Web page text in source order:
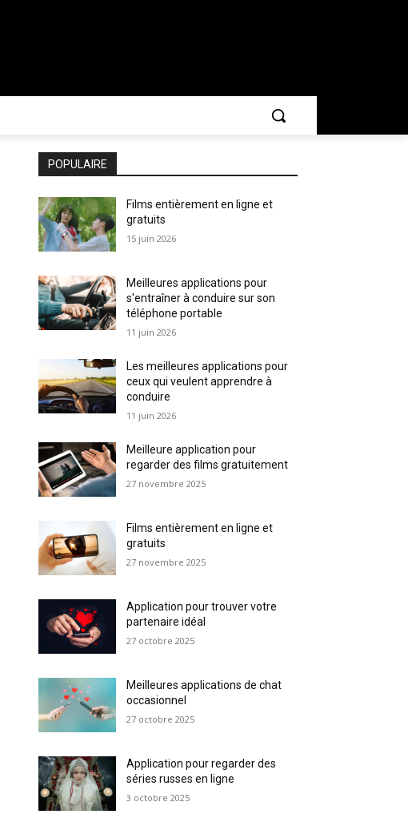
POPULAIRE
Films entièrement en ligne et
gratuits
15 juin 2026
Meilleures applications pour
s'entraîner à conduire sur son
téléphone portable
11 juin 2026
Les meilleures applications pour
ceux qui veulent apprendre à
conduire
11 juin 2026
Meilleure application pour
regarder des films gratuitement
27 novembre 2025
Films entièrement en ligne et
gratuits
27 novembre 2025
Application pour trouver votre
partenaire idéal
27 octobre 2025
Meilleures applications de chat
occasionnel
27 octobre 2025
Application pour regarder des
séries russes en ligne
3 octobre 2025